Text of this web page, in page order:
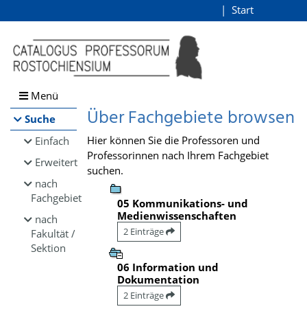
Browsen
direkt zum Inhalt
Start
Menü
Suche
Einfach
Erweitert
nach
Fachgebiet
nach
Fakultät /
Sektion
Über Fachgebiete browsen
Hier können Sie die Professoren und
Professorinnen nach Ihrem Fachgebiet
suchen.
05 Kommunikations- und
Medienwissenschaften
2 Einträge
06 Information und
Dokumentation
2 Einträge